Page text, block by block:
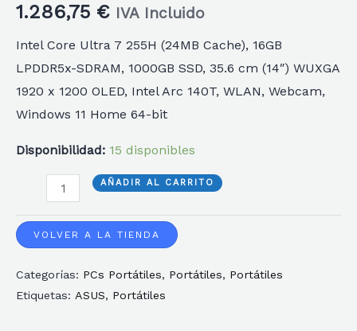
1.286,75 € IVA Incluido
Intel Core Ultra 7 255H (24MB Cache), 16GB
LPDDR5x-SDRAM, 1000GB SSD, 35.6 cm (14″) WUXGA
1920 x 1200 OLED, Intel Arc 140T, WLAN, Webcam,
Windows 11 Home 64-bit
Disponibilidad: 15 disponibles
PORTATIL
ZENBOOK
UX3405CA-
QD1312W
AÑADIR AL CARRITO
VOLVER A LA TIENDA
Categorías: PCs Portátiles, Portátiles, Portátiles
Etiquetas: ASUS, Portátiles